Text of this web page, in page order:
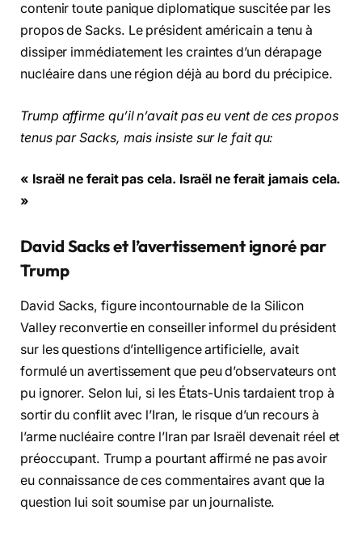
contenir toute panique diplomatique suscitée par les
propos de Sacks. Le président américain a tenu à
dissiper immédiatement les craintes d’un dérapage
nucléaire dans une région déjà au bord du précipice.
Trump affirme qu’il n’avait pas eu vent de ces propos
tenus par Sacks, mais insiste sur le fait qu:
« Israël ne ferait pas cela. Israël ne ferait jamais cela.
»
David Sacks et l’avertissement ignoré par
Trump
David Sacks, figure incontournable de la Silicon
Valley reconvertie en conseiller informel du président
sur les questions d’intelligence artificielle, avait
formulé un avertissement que peu d’observateurs ont
pu ignorer. Selon lui, si les États-Unis tardaient trop à
sortir du conflit avec l’Iran, le risque d’un recours à
l’arme nucléaire contre l’Iran par Israël devenait réel et
préoccupant. Trump a pourtant affirmé ne pas avoir
eu connaissance de ces commentaires avant que la
question lui soit soumise par un journaliste.